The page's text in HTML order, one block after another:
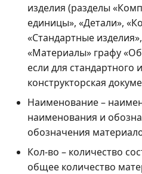
изделия (разделы
единицы», «Детали»,
«Стандартные
«Материалы» графу
если для стандартного
конструкторская
Наименование –
наименования и
обозначения
Кол-во – количество
общее количество